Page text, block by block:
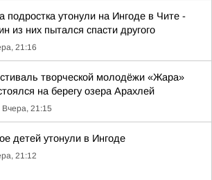
подростка утонули на Ингоде в Чите -
из них пытался спасти другого
21:16
творческой молодёжи «Жара»
на берегу озера Арахлей
Вчера, 21:15
детей утонули в Ингоде
21:12